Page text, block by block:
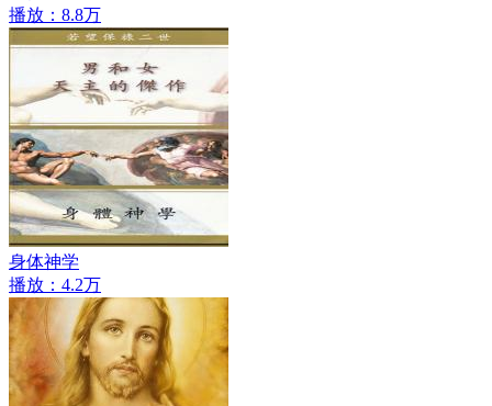
播放：8.8万
身体神学
播放：4.2万